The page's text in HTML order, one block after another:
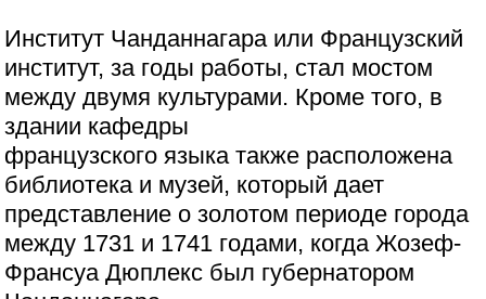
Институт Чанданнагара или Французский
институт, за годы работы, стал мостом
между двумя культурами. Кроме того, в
здании кафедры
французского языка также расположена
библиотека и музей, который дает
представление о золотом периоде города
между 1731 и 1741 годами, когда Жозеф-
Франсуа Дюплекс был губернатором